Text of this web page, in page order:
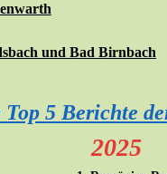
und Bad Birnbach
Top 5 Berichte
2025